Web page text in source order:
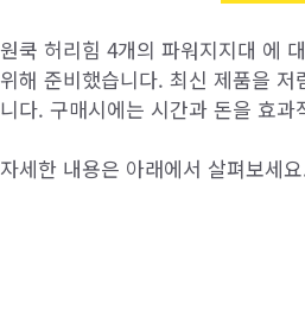
원쿡 허리힘 4개의 파워지지대 에
위해 준비했습니다. 최신 제품을
니다. 구매시에는 시간과 돈을 효
자세한 내용은 아래에서 살펴보세